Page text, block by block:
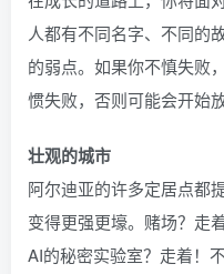
人都有不同名字、不同
的弱点。如果你不慎失
惯失败，否则可能会开始
壮观的城市
阿尔迪亚的许多定居点都
变得更强更壕。赌场？走
AI的秘密实验室？走着！